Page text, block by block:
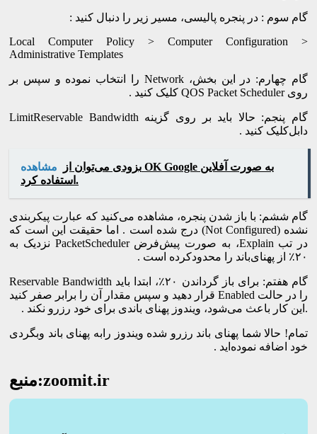
ﮔﺎﻡ ﺳﻮﻡ : ﺩﺭ ﭘﻨﺠﺮﻩ ﭘﺎﻟﯿﺴﯽ، ﻣﺴﯿﺮ ﺯﯾﺮ ﺭﺍ ﺩﻧﺒﺎﻝ ﮐﻨﯿﺪ :
Local Computer Policy > Computer Configuration >
Administrative Templates
ﮔﺎﻡ ﭼﻬﺎﺭﻡ: ﺩﺭ ﺍﯾﻦ ﺑﺨﺶ، Network ﺭﺍ ﺍﻧﺘﺨﺎﺏ ﻧﻤﻮﺩﻩ ﻭ ﺳﭙﺲ ﺑﺮ
ﺭﻭﯼ QOS Packet Scheduler ﮐﻠﯿﮏ ﮐﻨﯿﺪ .
ﮔﺎﻡ ﭘﻨﺠﻢ: ﺣﺎﻻ ﺑﺎﯾﺪ ﺑﺮ ﺭﻭﯼ ﮔﺰﯾﻨﻪ LimitReservable Bandwidth
ﺩﺍﺑﻞﮐﻠﯿﮏ ﮐﻨﯿﺪ .
مشاهده
بزودی می‌توان از OK Google به صورت آفلاین
استفاده کرد.
ﮔﺎﻡ ﺷﺸﻢ: ﺑﺎ ﺑﺎﺯ ﺷﺪﻥ ﭘﻨﺠﺮﻩ، ﻣﺸﺎﻫﺪﻩ ﻣﯽﮐﻨﯿﺪ ﮐﻪ ﻋﺒﺎﺭﺕ ﭘﯿﮑﺮﺑﻨﺪﯼ
ﻧﺸﺪﻩ (Not Configured) ﺩﺭﺝ ﺷﺪﻩ ﺍﺳﺖ . ﺍﻣﺎ ﺣﻘﯿﻘﺖ ﺍﯾﻦ ﺍﺳﺖ ﮐﻪ
ﺩﺭ ﺗﺐ Explain، ﺑﻪ ﺻﻮﺭﺕ ﭘﯿﺶﻓﺮﺽ PacketScheduler ﻧﺰﺩﯾﮏ ﺑﻪ
۲۰٪ ﺍﺯ ﭘﻬﻨﺎﯼﺑﺎﻧﺪ ﺭﺍ ﻣﺤﺪﻭﺩﮐﺮﺩﻩ ﺍﺳﺖ .
ﮔﺎﻡ ﻫﻔﺘﻢ: ﺑﺮﺍﯼ ﺑﺎﺯ ﮔﺮﺩﺍﻧﺪﻥ ۲۰٪، ﺍﺑﺘﺪﺍ ﺑﺎﯾﺪ Reservable Bandwidth
ﺭﺍ ﺩﺭ ﺣﺎﻟﺖ Enabled ﻗﺮﺍﺭ ﺩﻫﯿﺪ ﻭ ﺳﭙﺲ ﻣﻘﺪﺍﺭ ﺁﻥ ﺭﺍ ﺑﺮﺍﺑﺮ ﺻﻔﺮ ﮐﻨﯿﺪ
.ﺍﯾﻦ ﮐﺎﺭ ﺑﺎﻋﺚ ﻣﯽﺷﻮﺩ، ﻭﯾﻨﺪﻭﺯ ﭘﻬﻨﺎﯼ ﺑﺎﻧﺪﯼ ﺑﺮﺍﯼ ﺧﻮﺩ ﺭﺯﺭﻭ ﻧﮑﻨﺪ .
ﺗﻤﺎﻡ! ﺣﺎﻻ ﺷﻤﺎ ﭘﻬﻨﺎﯼ ﺑﺎﻧﺪ ﺭﺯﺭﻭ ﺷﺪﻩ ﻭﯾﻨﺪﻭﺯ ﺭﺍﺑﻪ ﭘﻬﻨﺎﯼ ﺑﺎﻧﺪ ﻭﺑﮕﺮﺩﯼ
ﺧﻮﺩ ﺍﺿﺎﻓﻪ ﻧﻤﻮﺩﻩﺍﯾﺪ .
منبع:zoomit.ir